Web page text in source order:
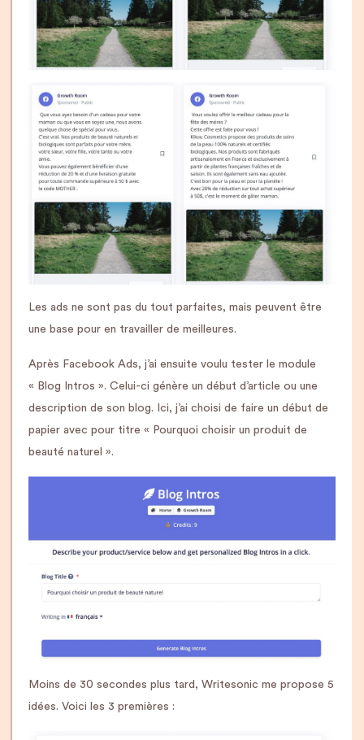
Les ads ne sont pas du tout parfaites, mais peuvent être
une base pour en travailler de meilleures.
Après Facebook Ads, j’ai ensuite voulu tester le module
« Blog Intros ». Celui-ci génère un début d’article ou une
description de son blog. Ici, j’ai choisi de faire un début de
papier avec pour titre « Pourquoi choisir un produit de
beauté naturel ».
Moins de 30 secondes plus tard, Writesonic me propose 5
idées. Voici les 3 premières :